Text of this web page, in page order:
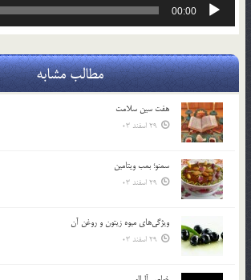
00:00
مطالب مشابه
هفت سين سلامت
29 اسفند 03
سمنو؛ بمب ويتامين
29 اسفند 03
ويژگي‌هاي ميوه زيتون و روغن آن
29 اسفند 03